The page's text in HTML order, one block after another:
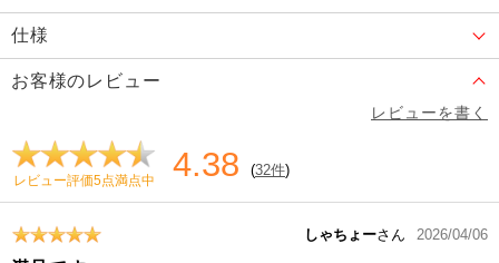
仕様
お客様のレビュー
レビューを書く
レビュー評価5点満点中 4.38 (32件)
しゃちょーさん 2026/04/06